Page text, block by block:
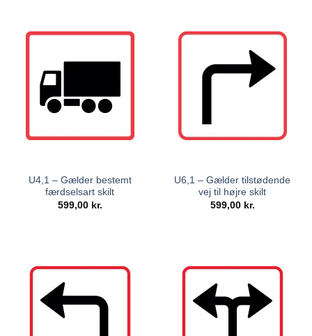
U4,1 – Gælder bestemt
færdselsart skilt
599,00 kr.
U6,1 – Gælder tilstødende
vej til højre skilt
599,00 kr.